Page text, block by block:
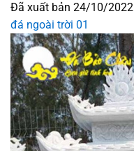
Đã xuất bản 24/10/2022
đá ngoài trời 01